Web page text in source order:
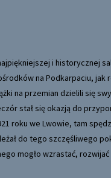
i historycznej
na Podkarpaciu,
na przemian dzielili się
stał się okazją do
roku we Lwowie, tam
do tego szczęśliwego
mogło wzrastać,